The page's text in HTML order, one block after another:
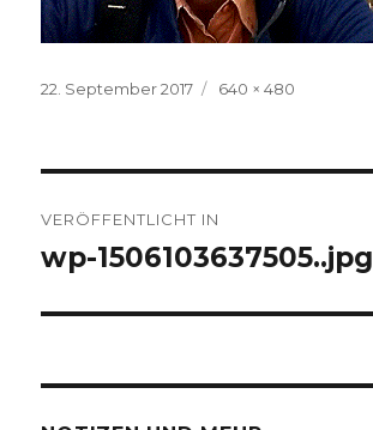
Veröffentlicht
22. September 2017
Volle
640 × 480
Navigation
VERÖFFENTLICHT IN
wp-1506103637505..jpg